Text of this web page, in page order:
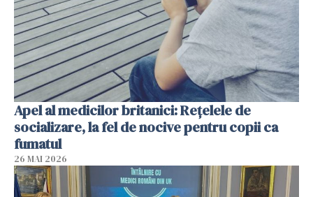
Apel al medicilor britanici: Reţelele de
socializare, la fel de nocive pentru copii ca
fumatul
26 MAI 2026